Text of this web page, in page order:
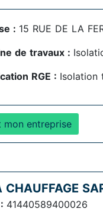
: 15 RUE DE LA
de travaux :
RGE : Isolation
mon entreprise
CHAUFFAGE
41440589400026